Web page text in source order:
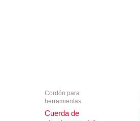
Cordón para
herramientas
Cuerda de